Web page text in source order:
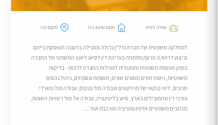
אווירה כיפית מקום שהוא בית מיקום פגז
למחלקה משפטית של חברת נדל"ן גדולה ומובילה ברעננה העוסקת בייזום
וביצוע דרוש/ה טרום/מתמחה בעריכת דין לסיוע ליועץ המשפטי של החברה
במתן מעטפת משפטית ותפעולית לפעילות החברה לרבות - בדיקות
משפטיות, ניסוח חוזים מסוגים שונים, תוספות ונספחים, ניהול נכסים
מניבים, ליווי בנקאי של פרויקטים ועבודה מול בנקים, עבודה מול משרדי
עורכי דין מהמובילים בארץ, סיוע בליטיגציה, עבודה אל מול רשויות השונות,
מכתבים משפטיים אדמינסטרציה מורכבת ועוד....